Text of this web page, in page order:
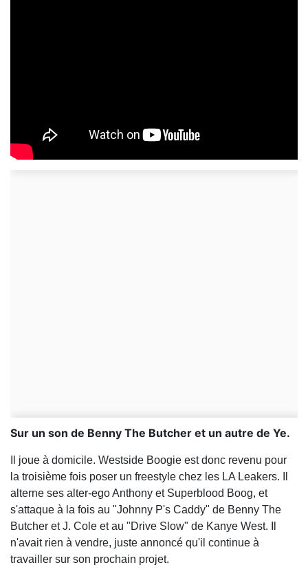
Sur un son de Benny The Butcher et un autre de Ye.
Il joue à domicile. Westside Boogie est donc revenu pour
la troisième fois poser un freestyle chez les LA Leakers. Il
alterne ses alter-ego Anthony et Superblood Boog, et
s'attaque à la fois au "Johnny P's Caddy" de Benny The
Butcher et J. Cole et au "Drive Slow" de Kanye West. Il
n'avait rien à vendre, juste annoncé qu'il continue à
travailler sur son prochain projet.